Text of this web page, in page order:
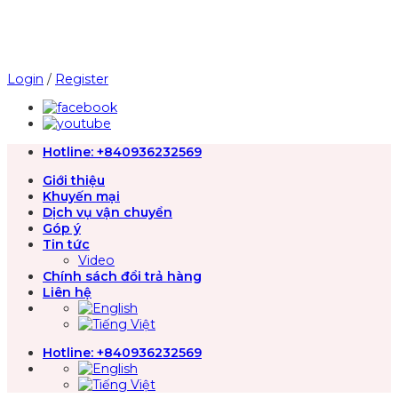
Login / Register
Hotline: +840936232569
Giới thiệu
Khuyến mại
Dịch vụ vận chuyển
Góp ý
Tin tức
Video
Chính sách đổi trả hàng
Liên hệ
Hotline: +840936232569